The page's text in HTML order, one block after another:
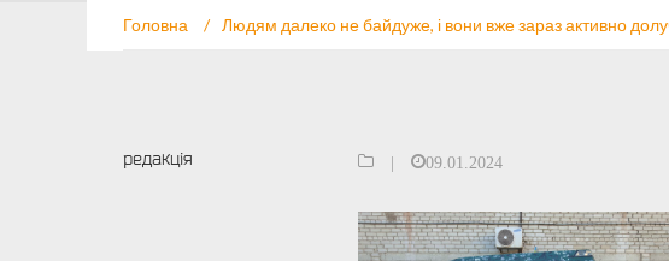
Головна / Людям далеко не байдуже, і вони вже зараз активно
редакція 09.01.2024